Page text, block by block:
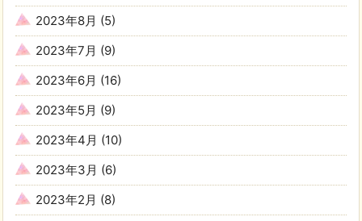
2023年8月 (5)
2023年7月 (9)
2023年6月 (16)
2023年5月 (9)
2023年4月 (10)
2023年3月 (6)
2023年2月 (8)